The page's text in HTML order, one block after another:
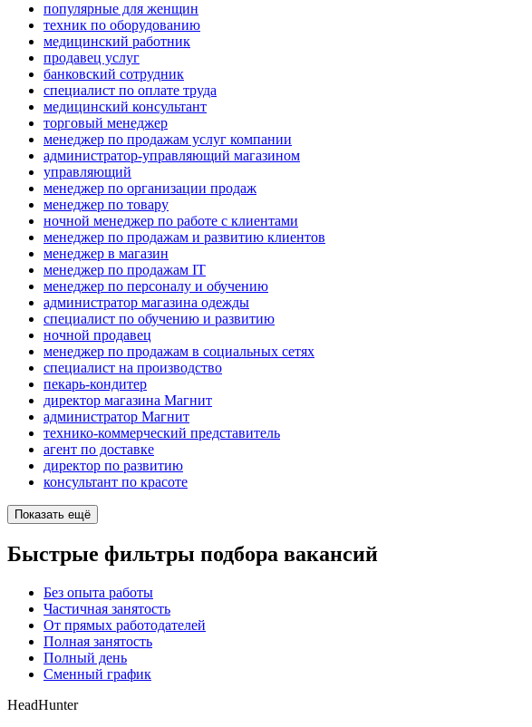
популярные для женщин
техник по оборудованию
медицинский работник
продавец услуг
банковский сотрудник
специалист по оплате труда
медицинский консультант
торговый менеджер
менеджер по продажам услуг компании
администратор-управляющий магазином
управляющий
менеджер по организации продаж
менеджер по товару
ночной менеджер по работе с клиентами
менеджер по продажам и развитию клиентов
менеджер в магазин
менеджер по продажам IT
менеджер по персоналу и обучению
администратор магазина одежды
специалист по обучению и развитию
ночной продавец
менеджер по продажам в социальных сетях
специалист на производство
пекарь-кондитер
директор магазина Магнит
администратор Магнит
технико-коммерческий представитель
агент по доставке
директор по развитию
консультант по красоте
Показать ещё
Быстрые фильтры подбора вакансий
Без опыта работы
Частичная занятость
От прямых работодателей
Полная занятость
Полный день
Сменный график
HeadHunter